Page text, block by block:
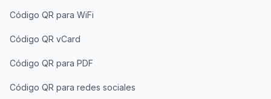
Código QR para WiFi
Código QR vCard
Código QR para PDF
Código QR para redes sociales